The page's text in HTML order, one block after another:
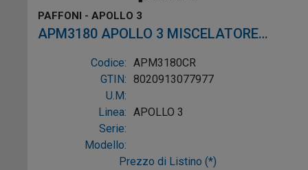
PAFFONI - APOLLO 3
APM3180 APOLLO 3 MISCELATORE
LAVELLO CANNA TUBO CROMO
Codice: APM3180CR
GTIN: 8020913077977
U.M:
Linea: APOLLO 3
Serie:
Modello:
Prezzo di Listino (*)